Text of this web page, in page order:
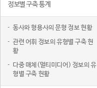
정보별 구축 통계
동사와 형용사의 문형 정보 현황
관련 어휘 정보의 유형별 구축 현
황
다중 매체(멀티미디어) 정보의 유
형별 구축 현황